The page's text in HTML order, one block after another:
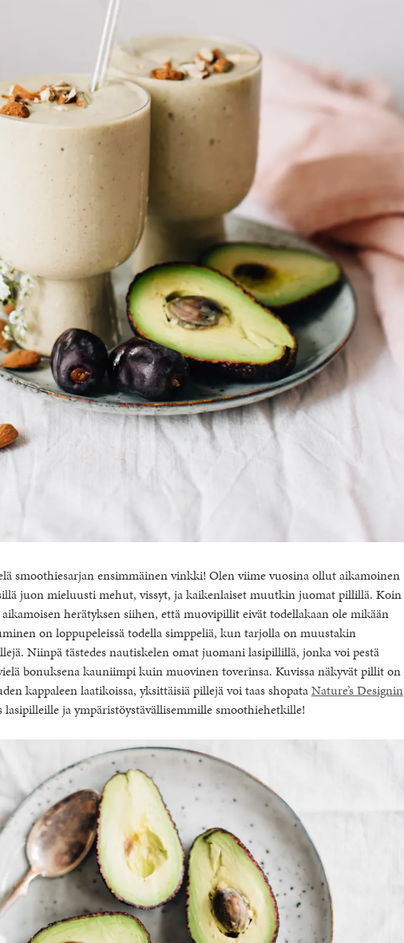
smoothiesarjan ensimmäinen vinkki! Olen viime vuosina ollut aikamoinen
juon mieluusti mehut, vissyt, ja kaikenlaiset muutkin juomat pillillä. Koin
herätyksen siihen, että muovipillit eivät todellakaan ole mikään
on loppupeleissä todella simppeliä, kun tarjolla on muustakin
Niinpä tästedes nautiskelen omat juomani lasipillillä, jonka voi pestä
bonuksena kauniimpi kuin muovinen toverinsa. Kuvissa näkyvät pillit on
kappaleen laatikoissa, yksittäisiä pillejä voi taas shopataNature’s Designin
lasipilleille ja ympäristöystävällisemmille smoothiehetkille!